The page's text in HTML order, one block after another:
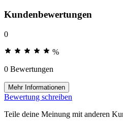
Kundenbewertungen
0
%
0 Bewertungen
Mehr Informationen
Bewertung schreiben
Teile deine Meinung mit anderen